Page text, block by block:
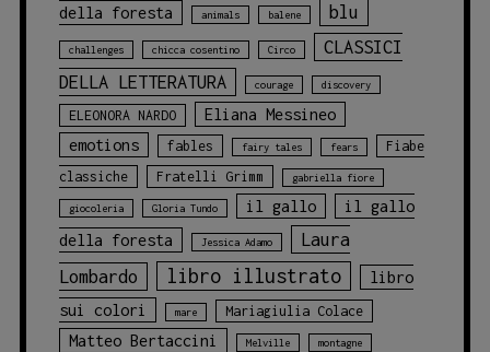
della foresta animals balene blu
challenges chicca cosentino Circo
CLASSICI
DELLA LETTERATURA
courage discovery
ELEONORA NARDO
Eliana Messineo
emotions
fables fairy tales fears
Fiabe
classiche
Fratelli Grimm gabriella fiore
giocoleria Gloria Tundo il gallo
il gallo
della foresta
Jessica Adamo
Laura
Lombardo
libro illustrato
libro
sui colori
mare Mariagiulia Colace
Matteo Bertaccini Melville montagne